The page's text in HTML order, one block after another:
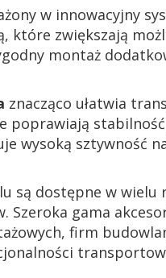
w innowacyjny
które zwiększają
montaż
znacząco ułatwia
poprawiają
wysoką sztywność
są dostępne w
Szeroka gama
firm